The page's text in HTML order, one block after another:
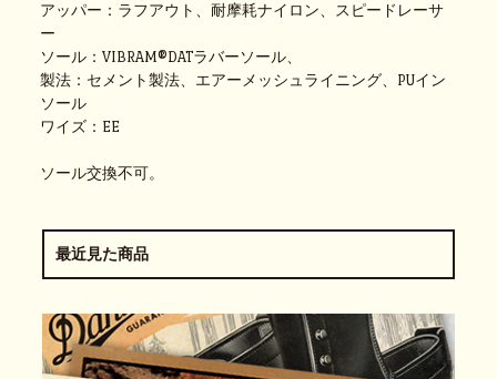
アッパー：ラフアウト、耐摩耗ナイロン、スピードレーサ
ー
ソール：VIBRAM®DATラバーソール、
製法：セメント製法、エアーメッシュライニング、PUイン
ソール
ワイズ：EE
ソール交換不可。
最近見た商品